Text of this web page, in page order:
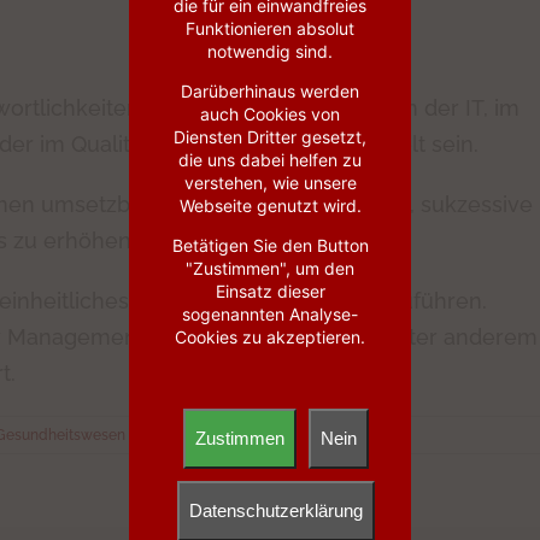
festzulegen. Sie können in der IT, im
im Qualitätsmanagement angesiedelt sein.
umsetzbar und helfen damit bereits, sukzessive
IT-Sicherheitssystem einzuführen.
System (ISMS) an, das unter anderem
die für ein einwandfreies
Funktionieren absolut
notwendig sind.
Darüberhinaus werden
auch Cookies von
Diensten Dritter gesetzt,
die uns dabei helfen zu
verstehen, wie unsere
Webseite genutzt wird.
Betätigen Sie den Button
"Zustimmen", um den
Einsatz dieser
sogenannten Analyse-
Cookies zu akzeptieren.
Zustimmen Nein
Datenschutzerklärung